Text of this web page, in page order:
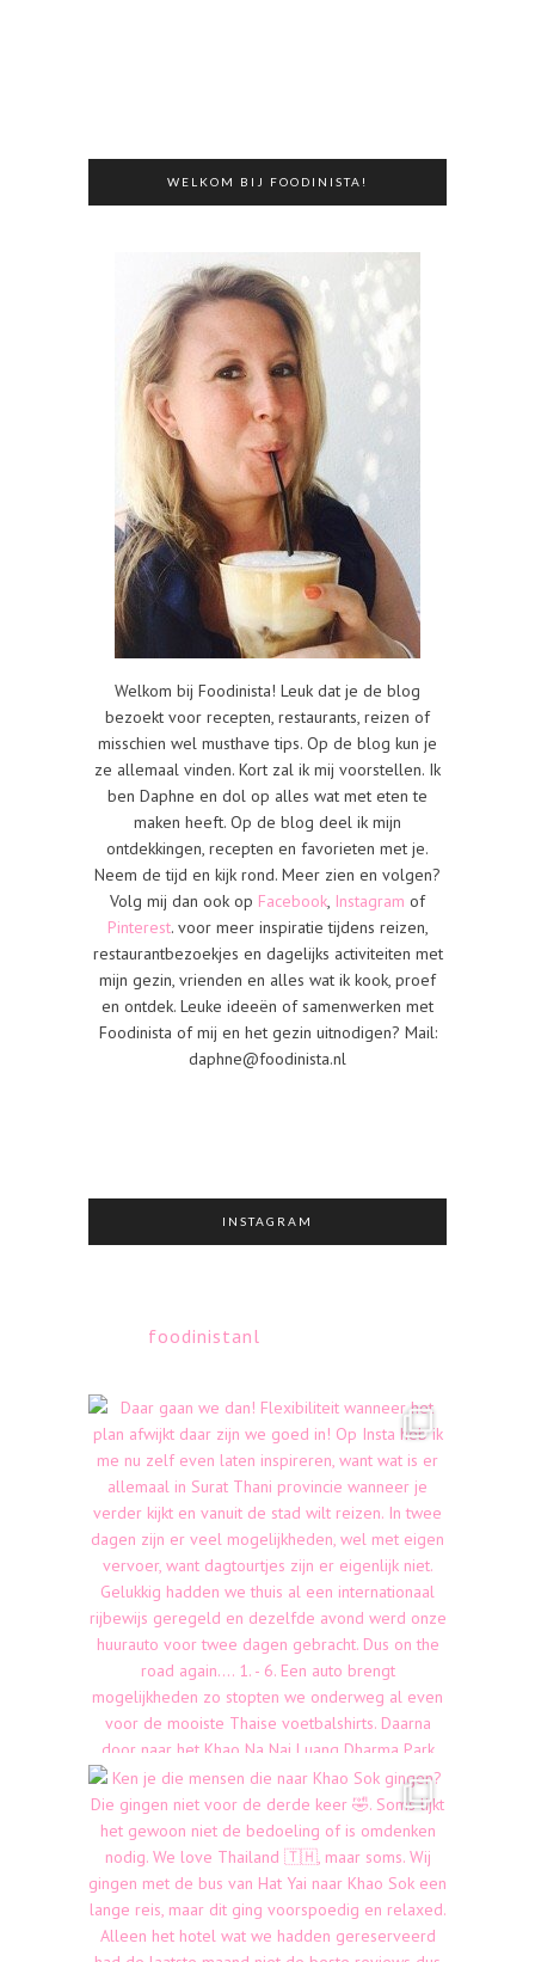
WELKOM BIJ FOODINISTA!
Welkom bij Foodinista! Leuk dat je de blog
bezoekt voor recepten, restaurants, reizen of
misschien wel musthave tips. Op de blog kun je
ze allemaal vinden. Kort zal ik mij voorstellen. Ik
ben Daphne en dol op alles wat met eten te
maken heeft. Op de blog deel ik mijn
ontdekkingen, recepten en favorieten met je.
Neem de tijd en kijk rond. Meer zien en volgen?
Volg mij dan ook op Facebook, Instagram of
Pinterest. voor meer inspiratie tijdens reizen,
restaurantbezoekjes en dagelijks activiteiten met
mijn gezin, vrienden en alles wat ik kook, proef
en ontdek. Leuke ideeën of samenwerken met
Foodinista of mij en het gezin uitnodigen? Mail:
daphne@foodinista.nl
INSTAGRAM
foodinistanl